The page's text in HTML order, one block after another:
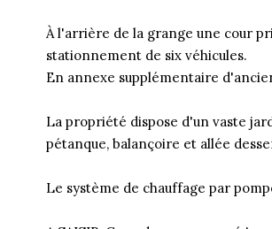
À l'arrière de la grange une cour
stationnement de six véhicules.
En annexe supplémentaire
La propriété dispose d'un vaste
pétanque, balançoire et allée
Le système de chauffage par